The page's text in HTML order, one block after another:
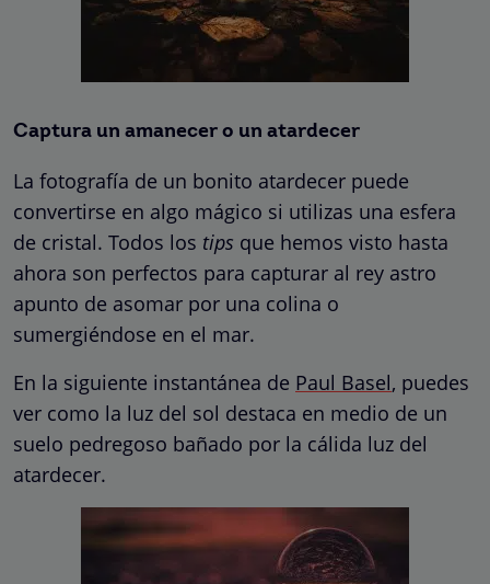
Captura un amanecer o un atardecer
La fotografía de un bonito atardecer puede
convertirse en algo mágico si utilizas una esfera
de cristal. Todos los tips que hemos visto hasta
ahora son perfectos para capturar al rey astro
apunto de asomar por una colina o
sumergiéndose en el mar.
En la siguiente instantánea de Paul Basel, puedes
ver como la luz del sol destaca en medio de un
suelo pedregoso bañado por la cálida luz del
atardecer.